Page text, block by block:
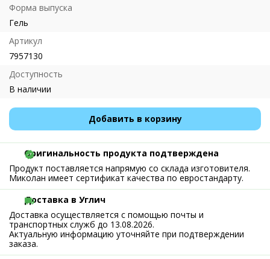
Форма выпуска
Гель
Артикул
7957130
Доступность
В наличии
Добавить в корзину
Оригинальность продукта подтверждена
Продукт поставляется напрямую со склада изготовителя.
Миколан имеет сертификат качества по евростандарту.
Доставка в Углич
Доставка осуществляется с помощью почты и
транспортных служб до 13.08.2026.
Актуальную информацию уточняйте при подтверждении
заказа.